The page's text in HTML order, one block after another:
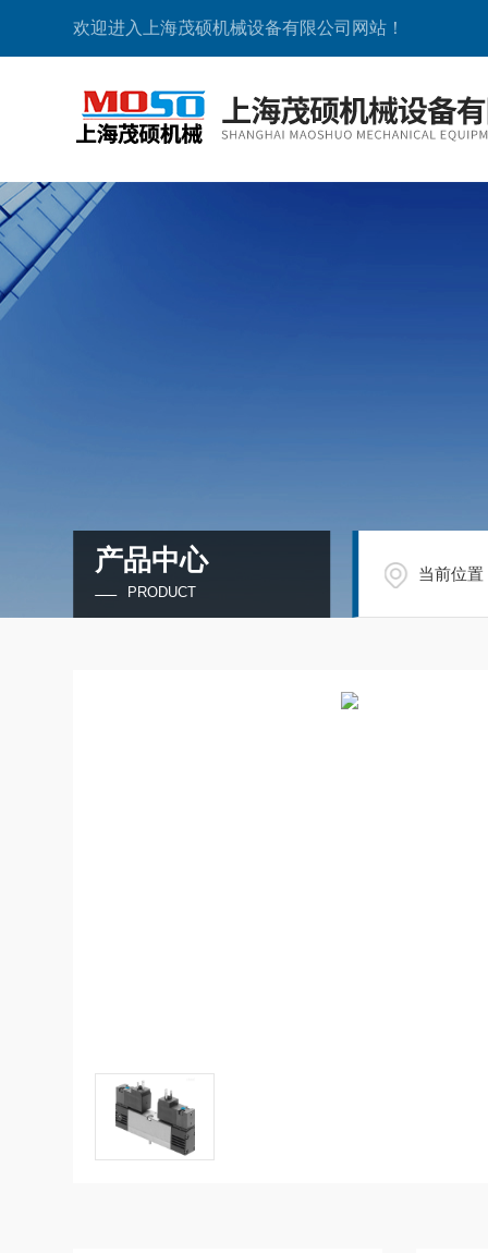
欢迎进入上海茂硕机械设备有限公司网站！
产品中心
PRODUCT
当前位置